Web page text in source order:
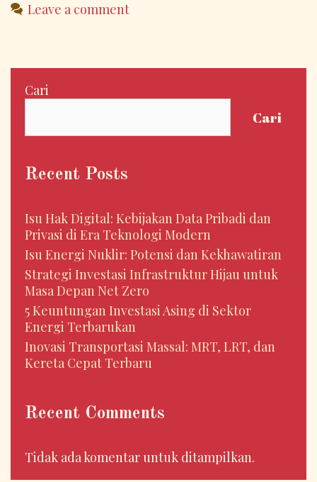
Leave a comment
Cari
Cari
Recent Posts
Isu Hak Digital: Kebijakan Data Pribadi dan
Privasi di Era Teknologi Modern
Isu Energi Nuklir: Potensi dan Kekhawatiran
Strategi Investasi Infrastruktur Hijau untuk
Masa Depan Net Zero
5 Keuntungan Investasi Asing di Sektor
Energi Terbarukan
Inovasi Transportasi Massal: MRT, LRT, dan
Kereta Cepat Terbaru
Recent Comments
Tidak ada komentar untuk ditampilkan.